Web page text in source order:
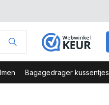
Bagagedrager kussentjes